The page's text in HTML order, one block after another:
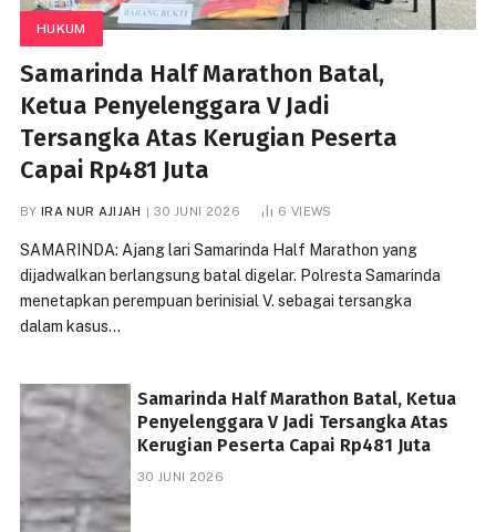
HUKUM
Samarinda Half Marathon Batal,
Ketua Penyelenggara V Jadi
Tersangka Atas Kerugian Peserta
Capai Rp481 Juta
BY IRA NUR AJIJAH 30 JUNI 2026 6 VIEWS
SAMARINDA: Ajang lari Samarinda Half Marathon yang
dijadwalkan berlangsung batal digelar. Polresta Samarinda
menetapkan perempuan berinisial V. sebagai tersangka
dalam kasus…
Samarinda Half Marathon Batal, Ketua
Penyelenggara V Jadi Tersangka Atas
Kerugian Peserta Capai Rp481 Juta
30 JUNI 2026